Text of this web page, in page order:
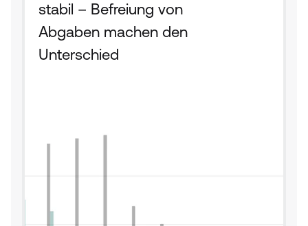
stabil – Befreiung von
Abgaben machen den
Unterschied